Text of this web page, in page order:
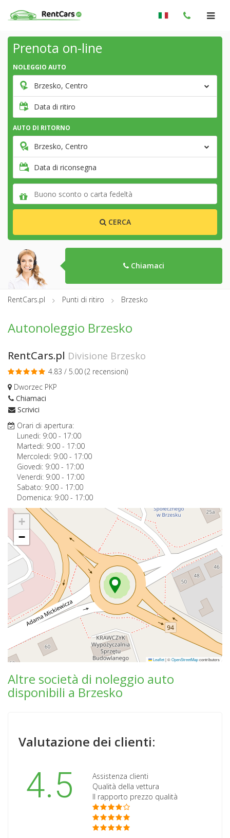
Prenota on-line
NOLEGGIO AUTO
Brzesko, Centro
Data di ritiro
AUTO DI RITORNO
Brzesko, Centro
Data di riconsegna
CERCA
Chiamaci
RentCars.pl Punti di ritiro Brzesko
Autonoleggio Brzesko
RentCars.pl Divisione Brzesko
4.83 / 5.00 (2 recensioni)
Dworzec PKP
Chiamaci
Scrivici
Orari di apertura:
Lunedi: 9:00 - 17:00
Martedi: 9:00 - 17:00
Mercoledi: 9:00 - 17:00
Giovedi: 9:00 - 17:00
Venerdi: 9:00 - 17:00
Sabato: 9:00 - 17:00
Domenica: 9:00 - 17:00
+
−
Leaflet|©OpenStreetMapcontributors
Altre società di noleggio auto
disponibili a Brzesko
Valutazione dei clienti:
4.5
Assistenza clienti
Qualità della vettura
Il rapporto prezzo qualità